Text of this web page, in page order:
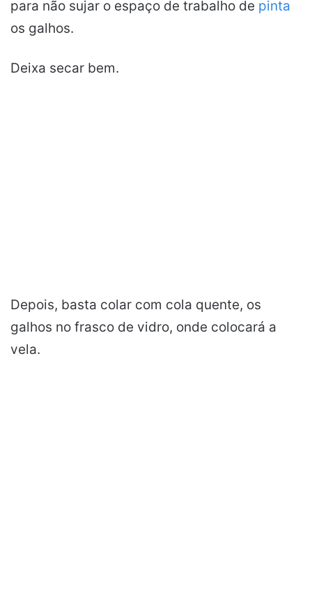
para não sujar o espaço de trabalho de pinta
os galhos.
Deixa secar bem.
Depois, basta colar com cola quente, os
galhos no frasco de vidro, onde colocará a
vela.